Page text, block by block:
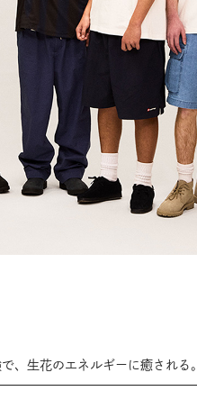
、生花のエネルギーに癒される。